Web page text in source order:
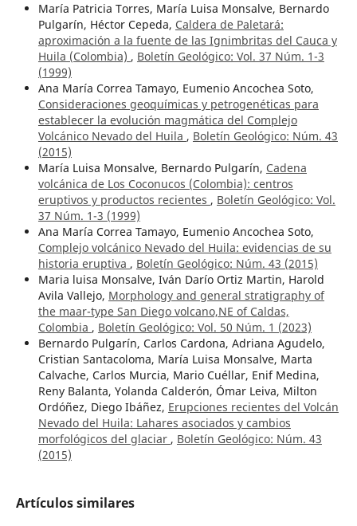
María Patricia Torres, María Luisa Monsalve, Bernardo
Pulgarín, Héctor Cepeda, Caldera de Paletará:
aproximación a la fuente de las Ignimbritas del Cauca y
Huila (Colombia) , Boletín Geológico: Vol. 37 Núm. 1-3
(1999)
Ana María Correa Tamayo, Eumenio Ancochea Soto,
Consideraciones geoquímicas y petrogenéticas para
establecer la evolución magmática del Complejo
Volcánico Nevado del Huila , Boletín Geológico: Núm. 43
(2015)
María Luisa Monsalve, Bernardo Pulgarín, Cadena
volcánica de Los Coconucos (Colombia): centros
eruptivos y productos recientes , Boletín Geológico: Vol.
37 Núm. 1-3 (1999)
Ana María Correa Tamayo, Eumenio Ancochea Soto,
Complejo volcánico Nevado del Huila: evidencias de su
historia eruptiva , Boletín Geológico: Núm. 43 (2015)
Maria luisa Monsalve, Iván Darío Ortiz Martin, Harold
Avila Vallejo, Morphology and general stratigraphy of
the maar-type San Diego volcano,NE of Caldas,
Colombia , Boletín Geológico: Vol. 50 Núm. 1 (2023)
Bernardo Pulgarín, Carlos Cardona, Adriana Agudelo,
Cristian Santacoloma, María Luisa Monsalve, Marta
Calvache, Carlos Murcia, Mario Cuéllar, Enif Medina,
Reny Balanta, Yolanda Calderón, Ómar Leiva, Milton
Ordóñez, Diego Ibáñez, Erupciones recientes del Volcán
Nevado del Huila: Lahares asociados y cambios
morfológicos del glaciar , Boletín Geológico: Núm. 43
(2015)
Artículos similares